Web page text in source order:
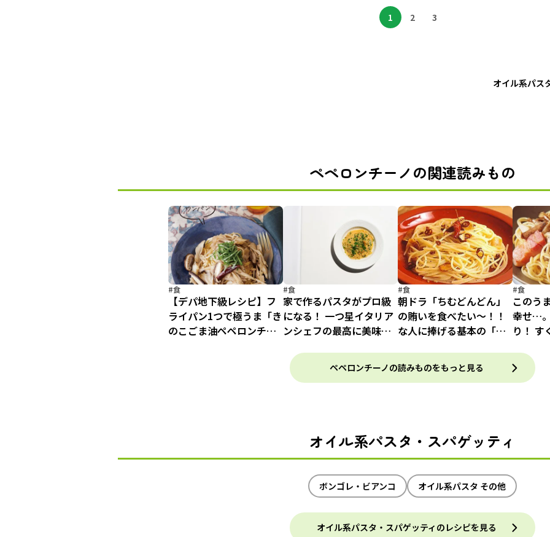
1 2 3
オイル系パス
ペペロンチーノの関連読みもの
#食
【デパ地下級レシピ】フ
ライパン1つで極うま「き
のこごま油ペペロンチー
#食
家で作るパスタがプロ級
になる！ 一つ星イタリア
ンシェフの最高に美味し
#食
朝ドラ「ちむどんどん」
の賄いを食べたい～！！
な人に捧げる基本の「ペ
ルだけど美味！】
#食
このう
幸せ…
り！ す
ペペロンチーノの読みものをもっと見る
オイル系パスタ・スパゲッティ
ボンゴレ・ビアンコ オイル系パスタ その他
オイル系パスタ・スパゲッティのレシピを見る